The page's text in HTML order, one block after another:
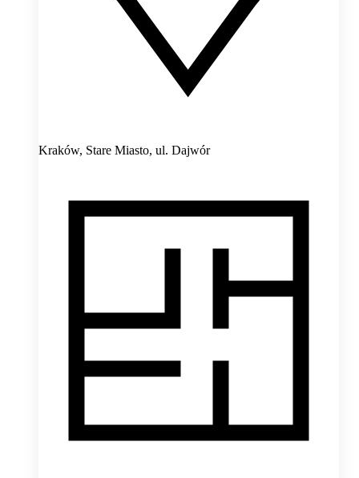
Kraków, Stare Miasto, ul. Dajwór